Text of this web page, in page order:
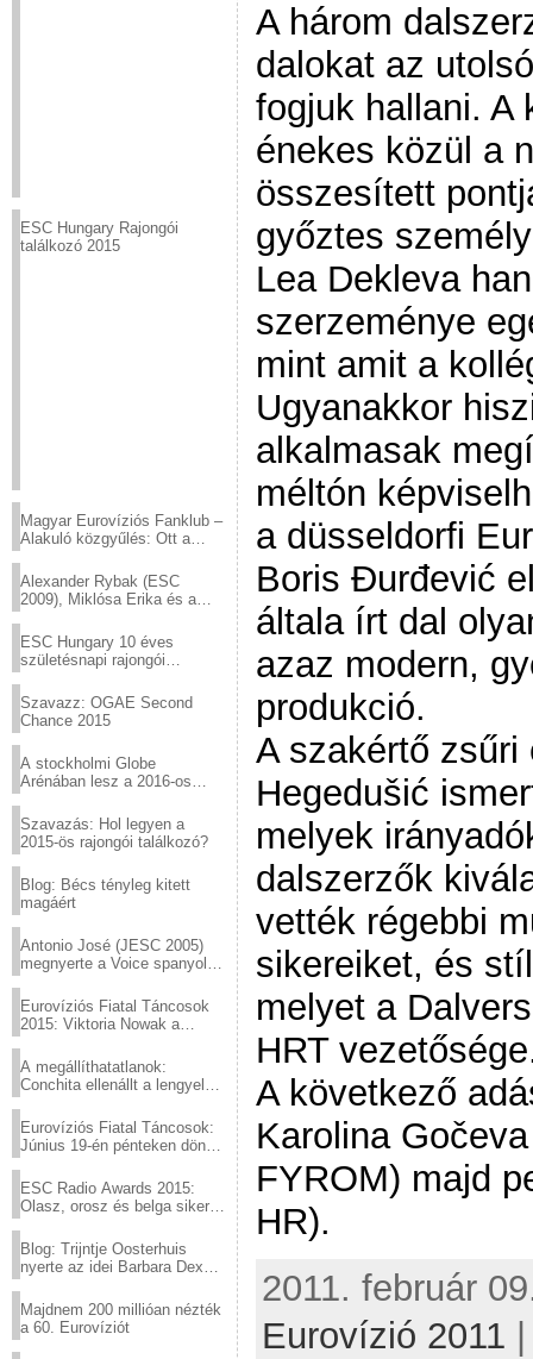
ESC Hungary Rajongói
találkozó 2015
Magyar Eurovíziós Fanklub –
Alakuló közgyűlés: Ott a
Alexander Rybak (ESC
2009), Miklósa Erika és a
sztárjai a Margitszigeten
ESC Hungary 10 éves
születésnapi rajongói
Szavazz: OGAE Second
Chance 2015
A stockholmi Globe
Arénában lesz a 2016-os
Szavazás: Hol legyen a
2015-ös rajongói találkozó?
Blog: Bécs tényleg kitett
magáért
Antonio José (JESC 2005)
megnyerte a Voice spanyol
Eurovíziós Fiatal Táncosok
2015: Viktoria Nowak a
A megállíthatatlanok:
Conchita ellenállt a lengyel
Eurovíziós Fiatal Táncosok:
Június 19-én pénteken döntő
ESC Radio Awards 2015:
Olasz, orosz és belga siker,
Blog: Trijntje Oosterhuis
nyerte az idei Barbara Dex
Majdnem 200 millióan nézték
a 60. Eurovíziót
A három
dalokat az
fogjuk hallani. A
énekes közül a
összesített
győztes
Lea Dekleva
szerzeménye
mint amit a
Ugyanakkor
alkalmasak
méltón
a düsseldorfi
Boris Đurđević
általa írt dal
azaz modern,
produkció.
A szakértő zsűri
Hegedušić
melyek
dalszerzők
vették régebbi
sikereiket, és
melyet a
HRT
A következő
Karolina
FYROM) majd
HR).
2011. február
Eurovízió 2011